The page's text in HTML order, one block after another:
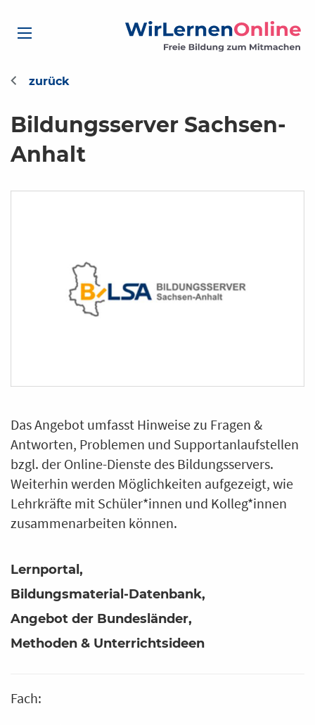
Bildungsserver Sachsen-
Anhalt
Das Angebot umfasst Hinweise zu Fragen &
Antworten, Problemen und Supportanlaufstellen
bzgl. der Online-Dienste des Bildungsservers.
Weiterhin werden Möglichkeiten aufgezeigt, wie
Lehrkräfte mit Schüler*innen und Kolleg*innen
zusammenarbeiten können.
Lernportal
Bildungsmaterial-Datenbank
Angebot der Bundesländer
Methoden & Unterrichtsideen
Fach: